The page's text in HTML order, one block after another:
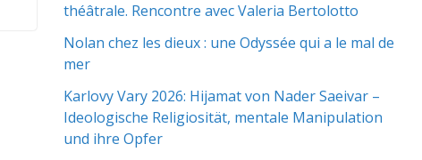
théâtrale. Rencontre avec Valeria Bertolotto
Nolan chez les dieux : une Odyssée qui a le mal de
mer
Karlovy Vary 2026: Hijamat von Nader Saeivar​​ –
Ideologische Religiosität, mentale Manipulation
und ihre Opfer